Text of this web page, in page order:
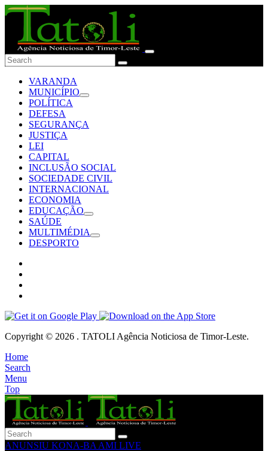
VARANDA
MUNICÍPIO
POLÍTICA
DEFESA
SEGURANÇA
JUSTIÇA
LEI
CAPITAL
INCLUSÃO SOCIAL
SOCIEDADE CIVIL
INTERNACIONAL
ECONOMIA
EDUCAÇÃO
SAÚDE
MULTIMÉDIA
DESPORTO
Copyright © 2026 . TATOLI Agência Noticiosa de Timor-Leste.
Home
Search
Menu
Top
ANUNSIU KONA-BA AMI LIVE